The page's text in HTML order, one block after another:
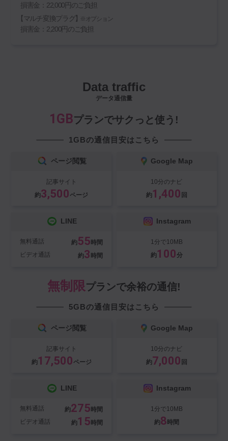
損害金：22,000円のご負担
【マルチ変換プラグ】※オプション
損害金：2,200円のご負担
Data traffic
データ通信量
1GBプランでサクっと使う!
1GBの通信目安はこちら
ページ閲覧
記事サイト
約3,500 ページ
Google Map
10分のナビ
約1,400 回
LINE
無料通話 約55 時間
ビデオ通話
約3 時間
Instagram
1分で10MB
約100分
無制限プランで余裕の通信!
5GBの通信目安はこちら
ページ閲覧
記事サイト
約17,500 ページ
Google Map
10分のナビ
約7,000 回
LINE
無料通話 約275 時間
ビデオ通話
約15 時間
Instagram
1分で10MB
約8 時間